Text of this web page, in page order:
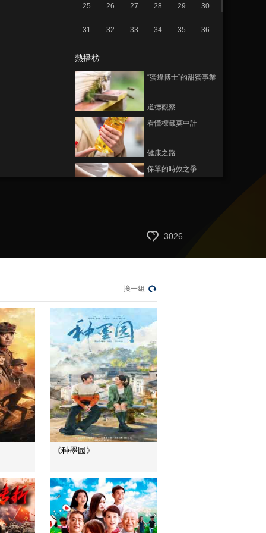
25 26 27 28 29 30
31 32 33 34 35 36
熱播榜
“蜜蜂博士”的甜蜜事業
道德觀察
看懂標籤莫中計
健康之路
保單的時效之爭
三農群英匯
清爽一“夏” 夏日雙涼
打造大唐盛景 襄陽游
客雲集
消費主張
有毒的“養生神藥”
中國三農報道
深入太行山脈 尋訪古
突然取消的婚禮
現在開庭
3026
換一組
《种墨园》